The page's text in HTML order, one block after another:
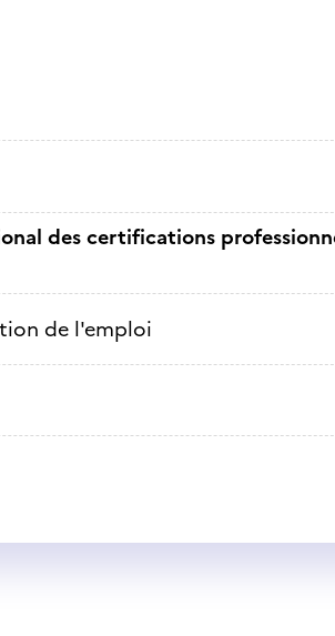
des certifications
de l'emploi